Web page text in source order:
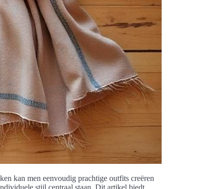
kan men eenvoudig prachtige outfits creëren